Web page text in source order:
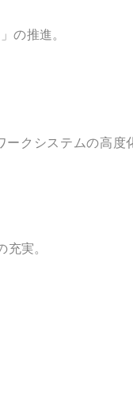
の推進。
クシステムの高度
実。